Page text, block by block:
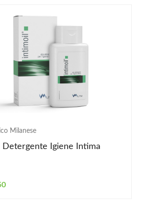
Milanese
Detergente Igiene Intima